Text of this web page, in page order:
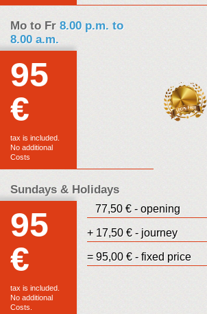
Mo to Fr 8.00 p.m. to
8.00 a.m.
95
€
sales
tax is included.
No additional
Costs
Sundays & Holidays
95
€ Euro
sales
tax is included.
No additional
Costs.
77,50 € - opening
+ 17,50 € - journey
= 95,00 € - fixed price